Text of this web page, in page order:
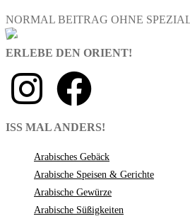
NORMAL BEITRAG OHNE
ERLEBE DEN ORIENT!
ISS MAL ANDERS!
Arabisches Gebäck
Arabische Speisen & Gerichte
Arabische Gewürze
Arabische Süßigkeiten